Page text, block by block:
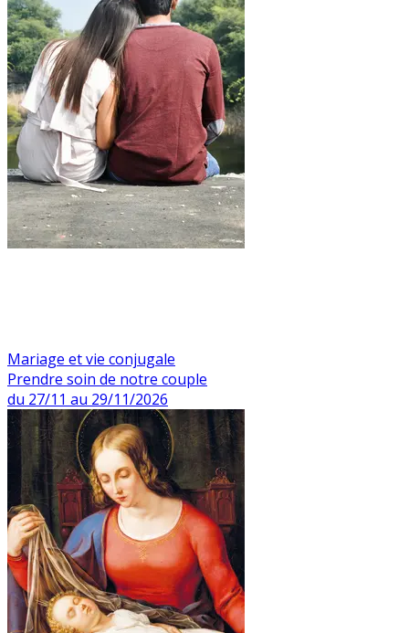
Mariage et vie conjugale
Prendre soin de notre couple
du 27/11 au 29/11/2026